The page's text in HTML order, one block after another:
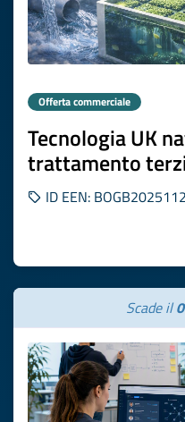
Offerta commerciale
Tecnologia UK
trattamento
ID EEN:
Scade il